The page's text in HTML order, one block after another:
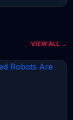
VIEW ALL →